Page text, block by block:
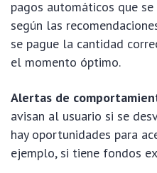
pagos automáticos que
según las
se pague la cantidad
el momento óptimo.
Alertas de
avisan al usuario si se
hay oportunidades para
ejemplo, si tiene fondos